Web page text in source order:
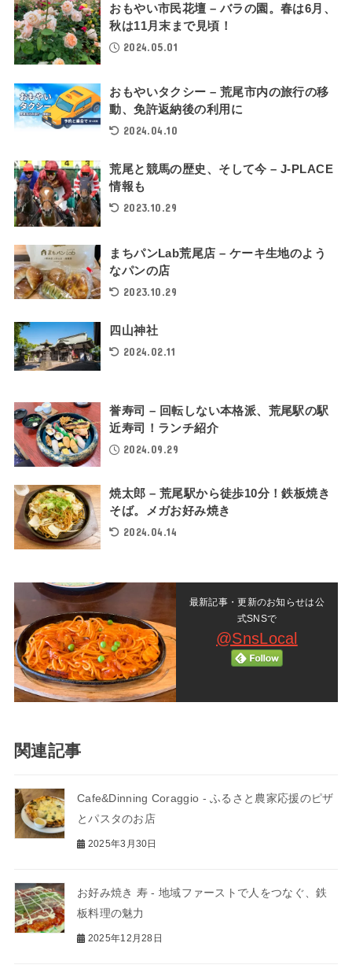
おもやい市民花壇 – バラの園。春は6月、
秋は11月末まで見頃！
2024.05.01
おもやいタクシー – 荒尾市内の旅行の移
動、免許返納後の利用に
2024.04.10
荒尾と競馬の歴史、そして今 – J-PLACE
情報も
2023.10.29
まちパンLab荒尾店 – ケーキ生地のよう
なパンの店
2023.10.29
四山神社
2024.02.11
誉寿司 – 回転しない本格派、荒尾駅の駅
近寿司！ランチ紹介
2024.09.29
焼太郎 – 荒尾駅から徒歩10分！鉄板焼き
そば。メガお好み焼き
2024.04.14
最新記事・更新のお知らせは公
式SNSで
@SnsLocal
関連記事
Cafe&Dinning Coraggio - ふるさと農家応援のピザ
とパスタのお店
2025年3月30日
お好み焼き 寿 - 地域ファーストで人をつなぐ、鉄
板料理の魅力
2025年12月28日